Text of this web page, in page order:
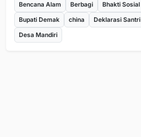
Bencana Alam
Berbagi Bhakti Sosial
Bupati Demak
china Deklarasi Santri
Desa Mandiri